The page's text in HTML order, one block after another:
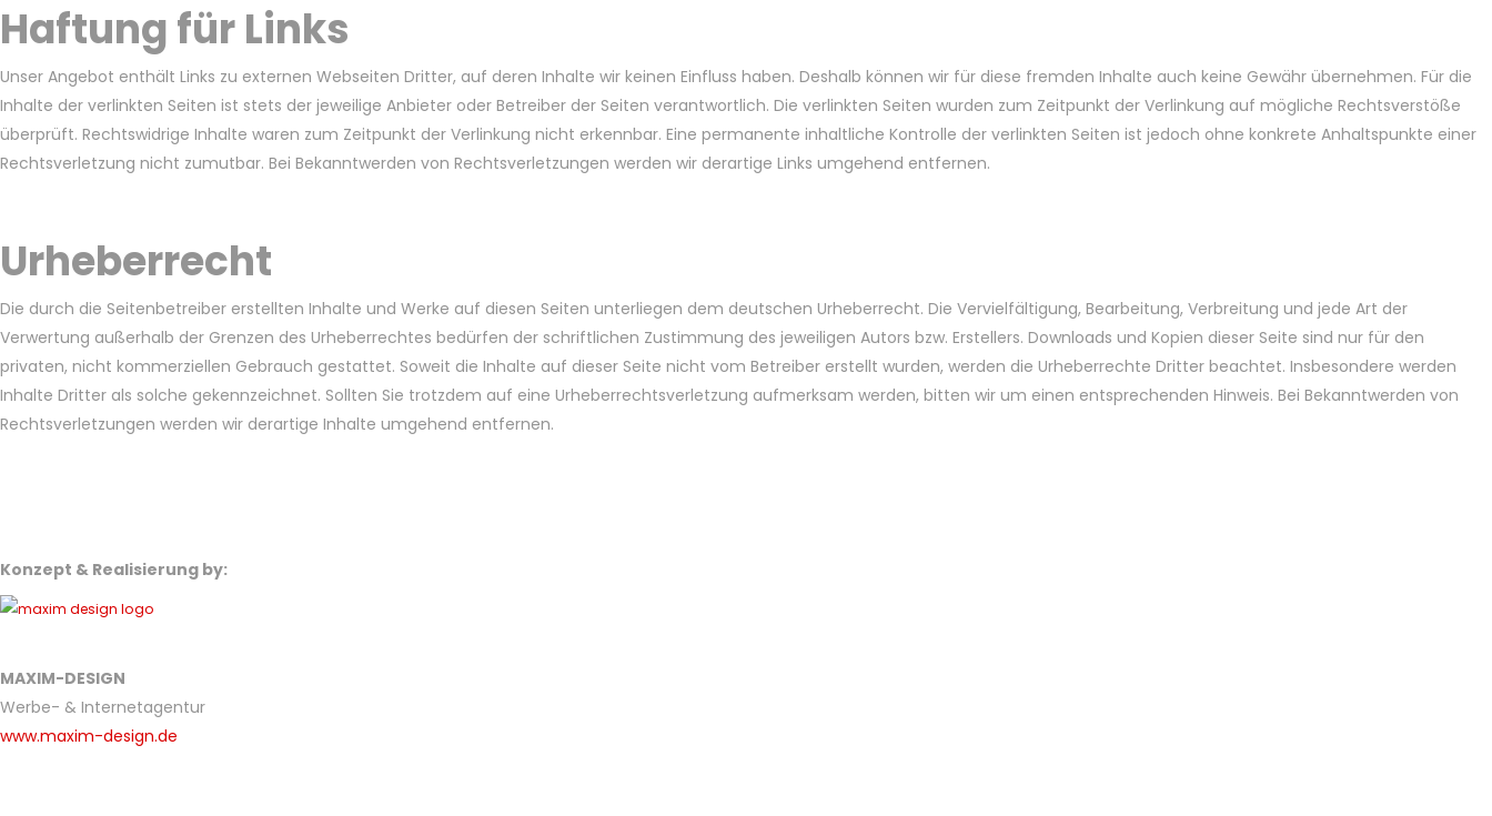
Haftung für Links
Unser Angebot enthält Links zu externen Webseiten Dritter, auf deren Inhalte wir keinen Einfluss haben. Deshalb können wir für diese fremden Inhalte auch keine Gewähr übernehmen. Für die
Inhalte der verlinkten Seiten ist stets der jeweilige Anbieter oder Betreiber der Seiten verantwortlich. Die verlinkten Seiten wurden zum Zeitpunkt der Verlinkung auf mögliche Rechtsverstöße
überprüft. Rechtswidrige Inhalte waren zum Zeitpunkt der Verlinkung nicht erkennbar. Eine permanente inhaltliche Kontrolle der verlinkten Seiten ist jedoch ohne konkrete Anhaltspunkte einer
Rechtsverletzung nicht zumutbar. Bei Bekanntwerden von Rechtsverletzungen werden wir derartige Links umgehend entfernen.
Urheberrecht
Die durch die Seitenbetreiber erstellten Inhalte und Werke auf diesen Seiten unterliegen dem deutschen Urheberrecht. Die Vervielfältigung, Bearbeitung, Verbreitung und jede Art der
Verwertung außerhalb der Grenzen des Urheberrechtes bedürfen der schriftlichen Zustimmung des jeweiligen Autors bzw. Erstellers. Downloads und Kopien dieser Seite sind nur für den
privaten, nicht kommerziellen Gebrauch gestattet. Soweit die Inhalte auf dieser Seite nicht vom Betreiber erstellt wurden, werden die Urheberrechte Dritter beachtet. Insbesondere werden
Inhalte Dritter als solche gekennzeichnet. Sollten Sie trotzdem auf eine Urheberrechtsverletzung aufmerksam werden, bitten wir um einen entsprechenden Hinweis. Bei Bekanntwerden von
Rechtsverletzungen werden wir derartige Inhalte umgehend entfernen.
Konzept & Realisierung by:
MAXIM-DESIGN
Werbe- & Internetagentur
www.maxim-design.de